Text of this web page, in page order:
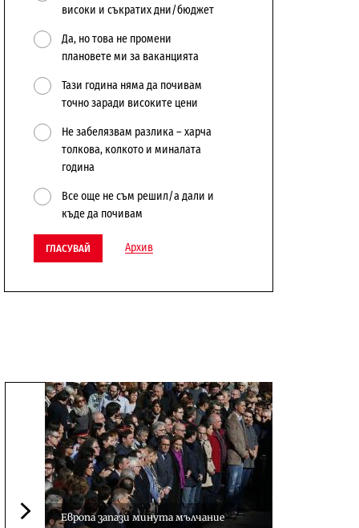
високи и съкратих дни/бюджет
Да, но това не промени
плановете ми за ваканцията
Тази година няма да почивам
точно заради високите цени
Не забелязвам разлика – харча
толкова, колкото и миналата
година
Все още не съм решил/а дали и
къде да почивам
ГЛАСУВАЙ Архив
Европа запази минута мълчание